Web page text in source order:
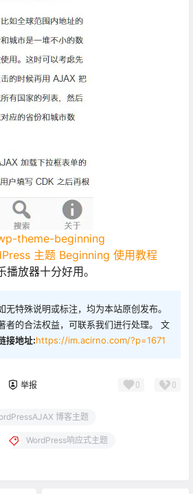
theme-beginning
主题 Beginning 使用教程
放器十分好用。
无特殊说明或标注，均为本站原创发布。
者的合法权益，可联系我们进行处理。 文
接地址:https://im.acirno.com/?p=1671
举报 0 0
博客主题
WordPress响应式主题